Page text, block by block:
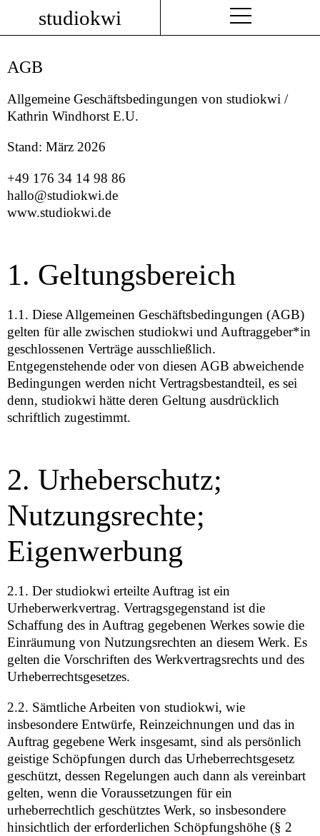
studiokwi
AGB
Allgemeine Geschäftsbedingungen von studiokwi /
Kathrin Windhorst E.U.
Stand: März 2026
+49 176 34 14 98 86
hallo@studiokwi.de
www.studiokwi.de
1. Geltungsbereich
1.1. Diese Allgemeinen Geschäftsbedingungen (AGB)
gelten für alle zwischen studiokwi und Auftraggeber*in
geschlossenen Verträge ausschließlich.
Entgegenstehende oder von diesen AGB abweichende
Bedingungen werden nicht Vertragsbestandteil, es sei
denn, studiokwi hätte deren Geltung ausdrücklich
schriftlich zugestimmt.
2. Urheberschutz;
Nutzungsrechte;
Eigenwerbung
2.1. Der studiokwi erteilte Auftrag ist ein
Urheberwerkvertrag. Vertragsgegenstand ist die
Schaffung des in Auftrag gegebenen Werkes sowie die
Einräumung von Nutzungsrechten an diesem Werk. Es
gelten die Vorschriften des Werkvertragsrechts und des
Urheberrechtsgesetzes.
2.2. Sämtliche Arbeiten von studiokwi, wie
insbesondere Entwürfe, Reinzeichnungen und das in
Auftrag gegebene Werk insgesamt, sind als persönlich
geistige Schöpfungen durch das Urheberrechtsgesetz
geschützt, dessen Regelungen auch dann als vereinbart
gelten, wenn die Voraussetzungen für ein
urheberrechtlich geschütztes Werk, so insbesondere
hinsichtlich der erforderlichen Schöpfungshöhe (§ 2